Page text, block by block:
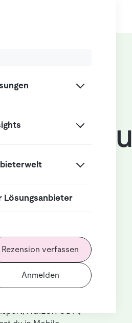
Lösungsanbieter
Rezension verfassen
Anmelden
zu
core
die vergleichbare
suchen. Die beste
ähnliche Lösungen
AGILOX ODM,